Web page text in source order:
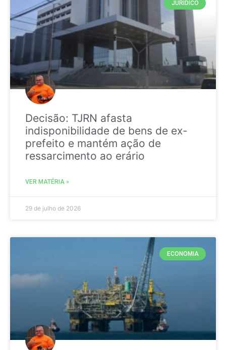
JURIDICO
Decisão: TJRN afasta
indisponibilidade de bens de ex-
prefeito e mantém ação de
ressarcimento ao erário
VER MATÉRIA »
29 de julho de 2026
ECONOMIA